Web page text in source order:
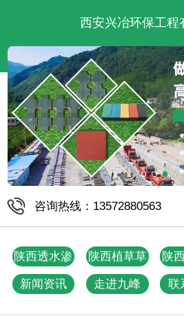
西安兴冶环保工程
咨询热线：13572880563
陕西透水渗
水砖
陕西植草草
坪砖
陕
新闻资讯 走进九峰 联